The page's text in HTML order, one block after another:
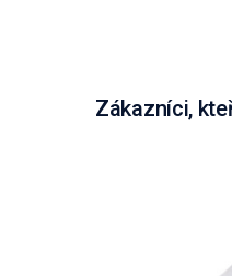
Zákazníci,